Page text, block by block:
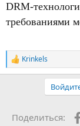
DRM-
требованиями
Р
е
и
Krinkels
Поделиться: